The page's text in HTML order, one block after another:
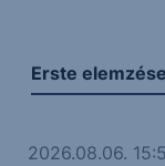
Erste
2026.08.06.